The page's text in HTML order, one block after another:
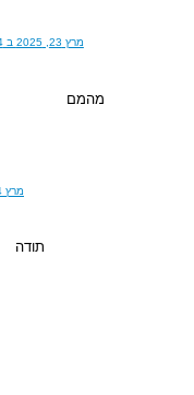
מרץ 23, 2025 ב 15:04
מהמם
מרץ 24, 2025 ב 08:55
תודה